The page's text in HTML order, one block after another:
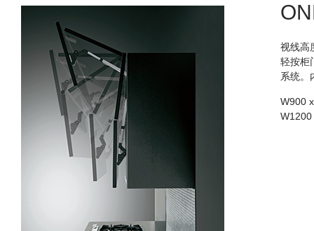
视线高
轻按柜
系统。
W900